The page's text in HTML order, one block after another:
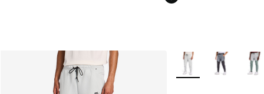
Meer kleuren